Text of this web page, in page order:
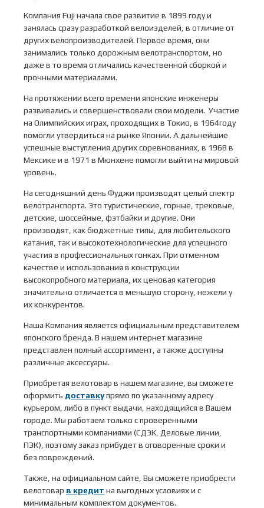
Компания Fuji начала свое развитие в 1899 году и
занялась сразу разработкой велоизделей, в отличие от
других велопроизводителей. Первое время, они
занимались только дорожным велотранспортом, но
даже в то время отличались качественной сборкой и
прочными материалами.
На протяжении всего времени японские инженеры
развивались и совершенствовали свои модели. Участие
на Олимпийских играх, проходящих в Токио, в 1964году
помогли утвердиться на рынке Японии. А дальнейшие
успешные выступления других соревнованиях, в 1968 в
Мексике и в 1971 в Мюнхене помогли выйти на мировой
уровень.
На сегодняшний день Фуджи производят целый спектр
велотранспорта. Это туристические, горные, трековые,
детские, шоссейные, фэтбайки и другие. Они
производят, как бюджетные типы, для любительского
катания, так и высокотехнологические для успешного
участия в профессиональных гонках. При отменном
качестве и использования в конструкции
высокопробного материала, их ценовая категория
значительно отличается в меньшую сторону, нежели у
их конкурентов.
Наша Компания является официальным представителем
японского бренда. В нашем интернет магазине
представлен полный ассортимент, а также доступны
различные аксессуары.
Приобретая велотовар в нашем магазине, вы сможете
оформить доставкупрямо по указанному адресу
курьером, либо в пункт выдачи, находящийся в Вашем
городе. Мы работаем только с проверенными
транспортными компаниями (СДЭК, Деловые линии,
ПЭК), поэтому заказ прибудет в оговоренные сроки и
без повреждений.
Также, на официальном сайте, Вы сможете приобрести
велотовар в кредит на выгодных условиях и с
минимальным комплектом документов.